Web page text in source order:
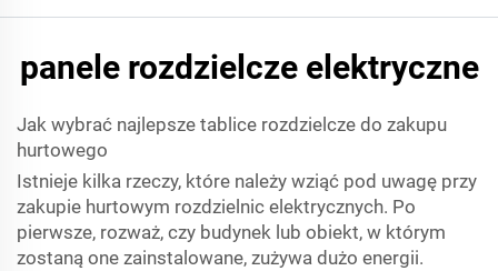
panele rozdzielcze elektryczne
Jak wybrać najlepsze tablice rozdzielcze do zakupu
hurtowego
Istnieje kilka rzeczy, które należy wziąć pod uwagę przy
zakupie hurtowym rozdzielnic elektrycznych. Po
pierwsze, rozważ, czy budynek lub obiekt, w którym
zostaną one zainstalowane, zużywa dużo energii.